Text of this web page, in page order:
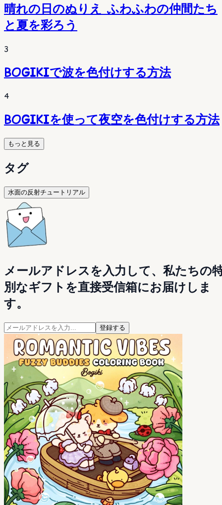
晴れの日のぬりえ ふわふわの仲間たち
と夏を彩ろう
3
BOGIKIで波を色付けする方法
4
BOGIKIを使って夜空を色付けする方法
もっと見る
タグ
水面の反射チュートリアル
メールアドレスを入力して、私たちの
別なギフトを直接受信箱にお届けしま
す。
登録する